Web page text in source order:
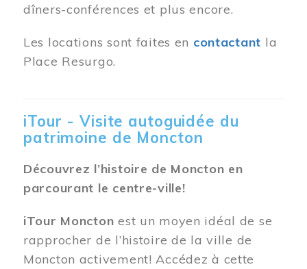
dîners-conférences et plus encore.
Les locations sont faites en contactant la
Place Resurgo.
iTour - Visite autoguidée du
patrimoine de Moncton
Découvrez l’histoire de Moncton en
parcourant le centre-ville!
iTour Moncton est un moyen idéal de se
rapprocher de l’histoire de la ville de
Moncton activement! Accédez à cette